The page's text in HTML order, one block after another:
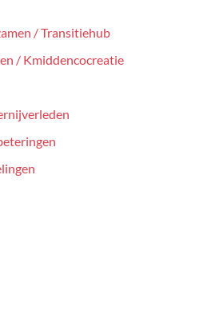
/ Transitiehub
/ Kmiddencocreatie